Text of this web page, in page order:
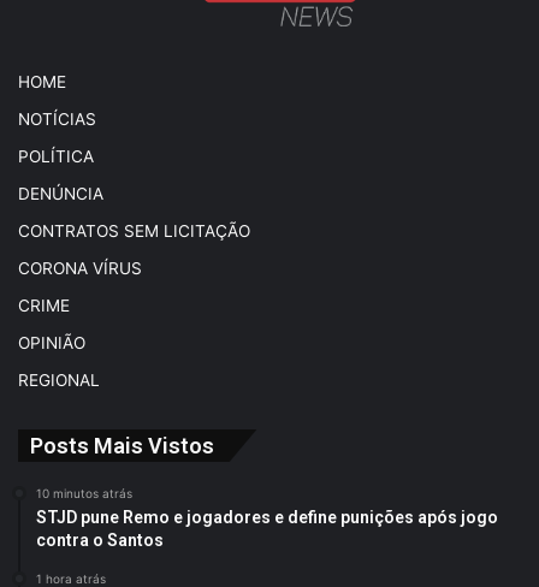
HOME
NOTÍCIAS
POLÍTICA
DENÚNCIA
CONTRATOS SEM LICITAÇÃO
CORONA VÍRUS
CRIME
OPINIÃO
REGIONAL
Posts Mais Vistos
10 minutos atrás
STJD pune Remo e jogadores e define punições após jogo
contra o Santos
1 hora atrás